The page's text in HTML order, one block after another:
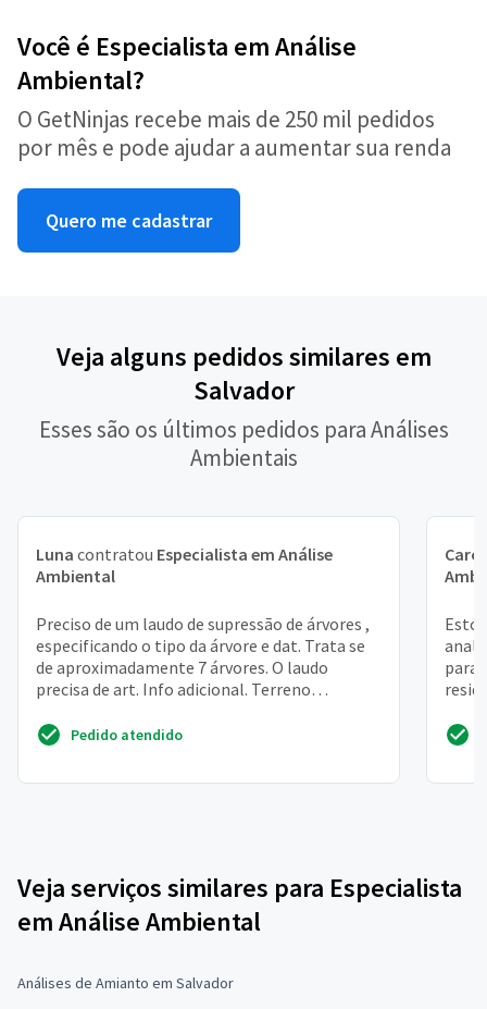
Você é Especialista em Análise
Ambiental?
O GetNinjas recebe mais de 250 mil pedidos
por mês e pode ajudar a aumentar sua renda
Quero me cadastrar
Veja alguns pedidos similares em
Salvador
Esses são os últimos pedidos para Análises
Ambientais
Luna contratou Especialista em Análise
Ambiental
Preciso de um laudo de supressão de árvores ,
especificando o tipo da árvore e dat. Trata se
de aproximadamente 7 árvores. O laudo
precisa de art. Info adicional. Terreno
Pedido atendido
para
Veja serviços similares para Especialista
em Análise Ambiental
Análises de Amianto em Salvador